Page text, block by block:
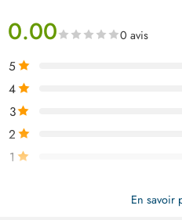
autres métaux. Robuste, fiable et
indispensable pour tout atelier ou
diamètre 115 WXK1501 au meilleur
0.00 0 avis
5
4
3
2
1
Soyez le premier à donner votre
115
En savoir